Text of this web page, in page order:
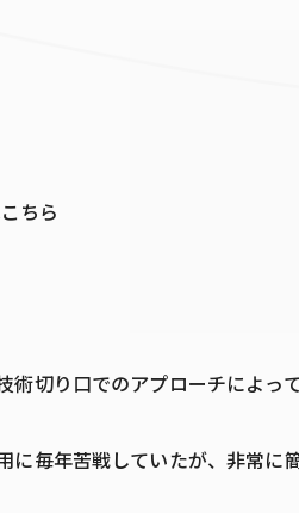
ちら
術切り口でのアプローチによっ
に毎年苦戦していたが、非常に